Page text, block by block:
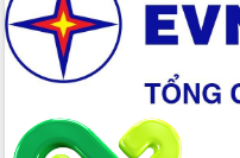
Ứng dụng sinh trắc học - Bước tiến
trong hành trình chuyển đổi số tại Đắk
Lắk
Đắk Lắk nâng cao hiệu quả công tác
Đảng từ Sổ tay đảng viên điện tử